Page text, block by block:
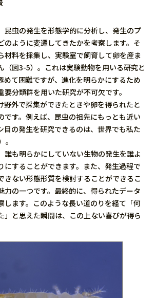
昆虫の発生を形態学的に分析し、発生のプ
のように変遷してきたかを考察します。そ
材料を採集し、実験室で飼育して卵を産ま
（図3-5）。これは実験動物を用いる研究と
めて困難ですが、進化を明らかにするため
分類群を用いた研究が不可欠です。
野外で採集ができたときや卵を得られたと
です。例えば、昆虫の祖先にもっとも近い
目の発生を研究できるのは、世界でも私た
誰も明らかにしていない生物の発生を誰よ
にすることができます。また、発生過程で
きない形態形質を検討することができるこ
力の一つです。最終的に、得られたデータ
します。このような長い道のりを経て「何
」と思えた瞬間は、この上ない喜びが得ら